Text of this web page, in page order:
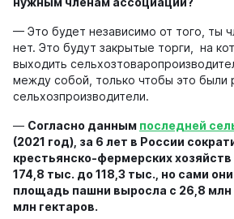
— Это будет независимо от того, ты
нет. Это будут закрытые торги, на
выходить
между собой, только чтобы это были
сельхозпроизводители.
— Согласно данным последней
(2021 год) , за 6 лет в России
крестьянско-фермерских хозяйств
174,8 тыс. до 118,3 тыс. но сами
площадь пашни выросла с 26,8 млн
млн гектаров.